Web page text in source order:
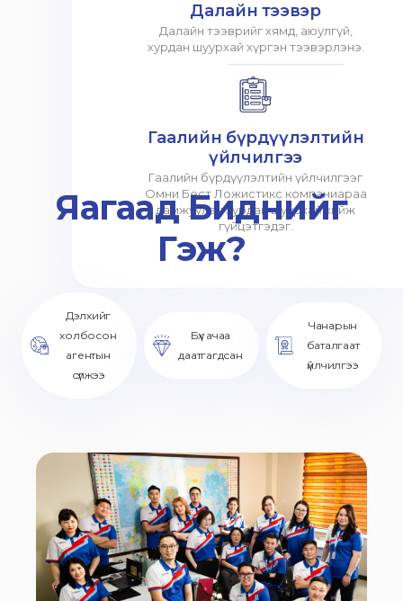
Далайн тээвэр
Далайн тээврийг хямд, аюулгүй,
хурдан шуурхай хүргэн тээвэрлэнэ.
Гаалийн бүрдүүлэлтийн
үйлчилгээ
Гаалийн бүрдүүлэлтийн үйлчилгээг
Омни Бест Ложистикс компаниараа
дамжуулан хурдан шуурхай хийж
гүйцэтгэдэг.
Яагаад Биднийг
Гэж?
Дэлхийг
холбосон
агентын
сүлжээ
Бүх ачаа
даатгагдсан
Чанарын
баталгаат
үйлчилгээ